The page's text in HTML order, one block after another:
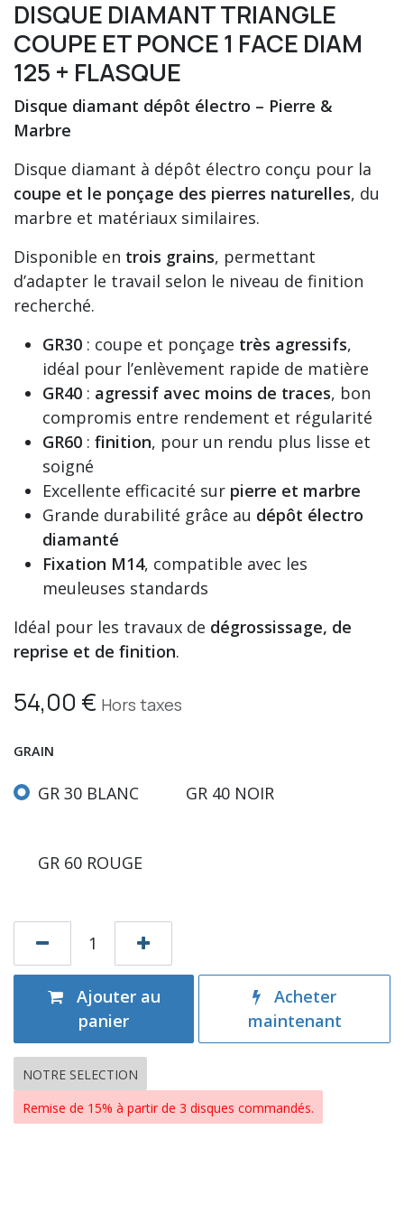
DISQUE DIAMANT TRIANGLE
COUPE ET PONCE 1 FACE DIAM
125 + FLASQUE
Disque diamant dépôt électro – Pierre &
Marbre
Disque diamant à dépôt électro conçu pour la
coupe et le ponçage des pierres naturelles, du
marbre et matériaux similaires.
Disponible en trois grains, permettant
d’adapter le travail selon le niveau de finition
recherché.
GR30 : coupe et ponçage très agressifs,
idéal pour l’enlèvement rapide de matière
GR40 : agressif avec moins de traces, bon
compromis entre rendement et régularité
GR60 : finition, pour un rendu plus lisse et
soigné
Excellente efficacité sur pierre et marbre
Grande durabilité grâce au dépôt électro
diamanté
Fixation M14, compatible avec les
meuleuses standards
Idéal pour les travaux de dégrossissage, de
reprise et de finition.
54,00 € Hors taxes
GRAIN
GR 30 BLANC GR 40 NOIR
GR 60 ROUGE
Ajouter au
panier
Acheter
maintenant
NOTRE SELECTION
Remise de 15% à partir de 3 disques commandés.